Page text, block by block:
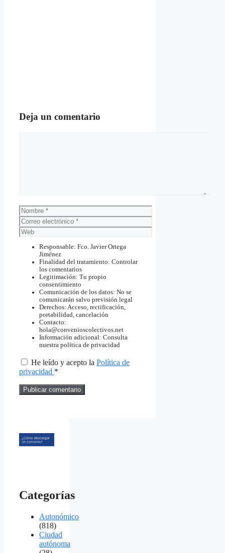
Deja un comentario
Nombre
Correo
electrónico
Web
Responsable: Fco. Javier Ortega
Jiménez
Finalidad del tratamiento: Controlar
los comentarios
Legitimación: Tu propio
consentimiento
Comunicación de los datos: No se
comunicarán salvo previsión legal
Derechos: Acceso, rectificación,
portabilidad, cancelación
Contacto:
hola@convenioscolectivos.net
Información adicional: Consulta
nuestra política de privacidad
He leído y acepto la Política de
privacidad *
Categorías
Autonómico
(818)
Ciudad
autónoma